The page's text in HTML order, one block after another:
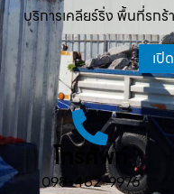
บริการเคลียร์ริ่ง พื้นที่รก
เปิ
โทรศัพท์
098-482-9976